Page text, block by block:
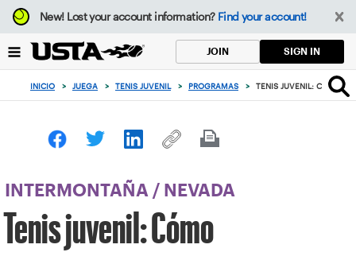
Enfoque
desde
botón
volver
principio
New!Lost your account information? Find your account!
JOIN SIGN IN
INICIO > JUEGA > TENIS JUVENIL > PROGRAMAS > TENIS JUVENIL: CÓMO
INTERMONTAÑA / NEVADA
Tenis juvenil: Cómo